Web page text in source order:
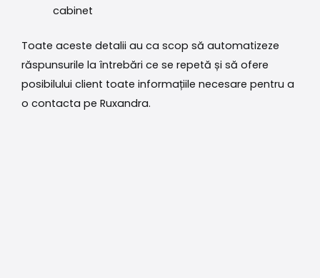
cabinet
Toate aceste detalii au ca scop să automatizeze
răspunsurile la întrebări ce se repetă și să ofere
posibilului client toate informațiile necesare pentru a
o contacta pe Ruxandra.